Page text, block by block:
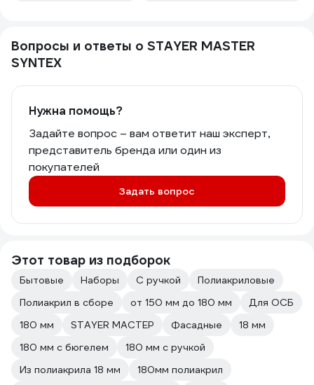
Вопросы и ответы о STAYER MASTER
SYNTEX
Нужна помощь?
Задайте вопрос – вам ответит наш эксперт,
представитель бренда или один из
покупателей
Задать вопрос
Этот товар из подборок
Бытовые Наборы С ручкой
Полиакриловые
Полиакрил в сборе
от 150 мм до 180 мм
Для ОСБ
180 мм
STAYER МАСТЕР Фасадные
18 мм
180 мм с бюгелем
180 мм с ручкой
Из полиакрила 18 мм
180мм полиакрил